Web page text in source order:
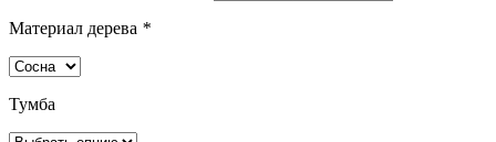
Материал дерева *
Тумба